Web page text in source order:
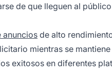
de que lleguen al
anunciosde alto
mientras se
exitosos en diferentes